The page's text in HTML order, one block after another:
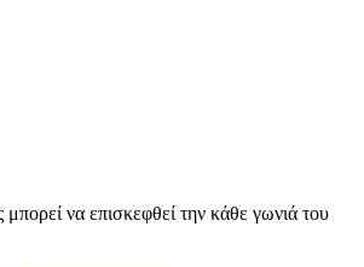
να επισκεφθεί την κάθε γωνιά του